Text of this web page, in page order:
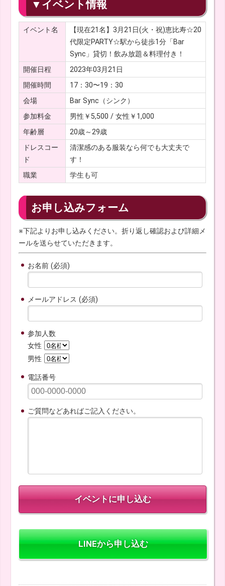
▼イベント情報
イベント名
【現在21名】3月21日(火・祝)恵比寿☆20
代限定PARTY☆駅から徒歩1分「Bar
Sync」貸切！飲み放題＆料理付き！
開催日程
2023年03月21日
開催時間
17：30〜19：30
会場
Bar Sync（シンク）
参加料金
男性￥5,500 / 女性￥1,000
年齢層
20歳～29歳
ドレスコー
ド
清潔感のある服装なら何でも大丈夫で
す！
職業
学生も可
お申し込みフォーム
※下記よりお申し込みください。折り返し確認および詳細メ
ールを送らせていただきます。
お名前 (必須)
メールアドレス (必須)
参加人数
女性
男性
電話番号
ご質問などあればご記入ください。
LINEから申し込む